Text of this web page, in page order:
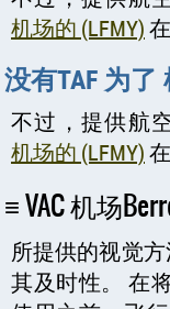
机场的 (LFMY)
没有TAF 为了
不过，提供航
机场的 (LFMY)
VAC 机场
所提供的视觉
其及时性。 在